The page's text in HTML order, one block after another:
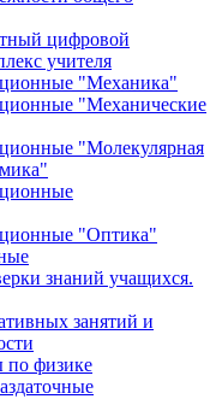
цифровой
учителя
"Механика"
"Механические
"Молекулярная
"Оптика"
знаний учащихся.
занятий и
по физике